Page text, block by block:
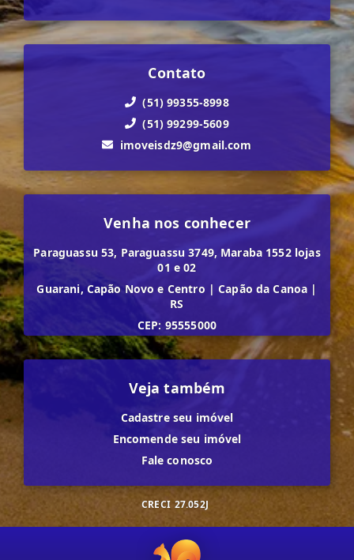
Contato
(51) 99355-8998
(51) 99299-5609
imoveisdz9@gmail.com
Venha nos conhecer
Paraguassu 53, Paraguassu 3749, Maraba 1552 lojas
01 e 02
Guarani, Capão Novo e Centro | Capão da Canoa |
RS
CEP: 95555000
Veja também
Cadastre seu imóvel
Encomende seu imóvel
Fale conosco
CRECI 27.052J